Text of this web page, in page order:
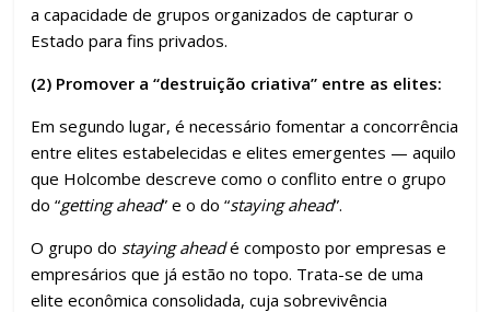
a capacidade de grupos organizados de capturar o
Estado para fins privados.
(2) Promover a “destruição criativa” entre as elites:
Em segundo lugar, é necessário fomentar a concorrência
entre elites estabelecidas e elites emergentes — aquilo
que Holcombe descreve como o conflito entre o grupo
do “getting ahead” e o do “staying ahead”.
O grupo do staying aheadé composto por empresas e
empresários que já estão no topo. Trata-se de uma
elite econômica consolidada, cuja sobrevivência